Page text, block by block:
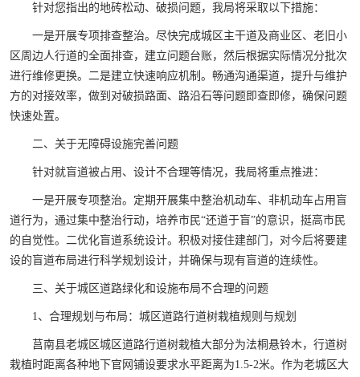
针对您指出的地砖松动、破损问题，我局将采取以下措施：
一是开展专项排查整治。尽快完成城区主干道及商业区、老旧小
区周边人行道的全面排查，建立问题台账，然后根据实际情况分批次
进行维修更换。二是建立快速响应机制。畅通沟通渠道，提升与维护
方的对接效率，做到对破损路面、路沿石等问题即查即修，确保问题
快速处置。
二、关于无障碍设施完善问题
针对就盲道被占用、设计不合理等情况，我局将重点推进：
一是开展专项整治。定期开展集中整治机动车、非机动车占用盲
道行为，通过集中整治行动，培养市民“还道于盲”的意识，挺高市民
的自觉性。二优化盲道系统设计。积极对接住建部门，对今后将要建
设的盲道布局进行科学规划设计，并确保与现有盲道的连续性。
三、关于城区道路绿化和设施布局不合理的问题
1、合理规划与布局：城区道路行道树栽植规则与规划
莒南县老城区城区道路行道树栽植大部分为法桐悬铃木，行道树
栽植时距离各种地下官网铺设要求水平距离为1.5-2米。作为老城区大